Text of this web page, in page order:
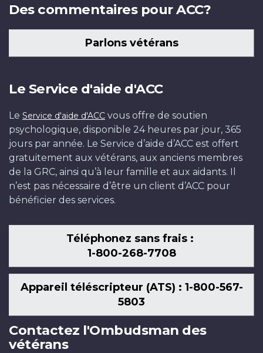
Des commentaires pour ACC?
Parlons vétérans
Le Service d'aide d'ACC
Le Service d'aide d'ACC vous offre de soutien
psychologique, disponible 24 heures par jour, 365
jours par année. Le Service d’aide d’ACC est offert
gratuitement aux vétérans, aux anciens membres
de la GRC, ainsi qu’à leur famille et aux aidants. Il
n’est pas nécessaire d’être un client d’ACC pour
bénéficier des services.
Téléphonez sans frais :
1-800-268-7708
Appareil téléscripteur (ATS) : 1-800-567-
5803
Contactez l'Ombudsman des
vétérans